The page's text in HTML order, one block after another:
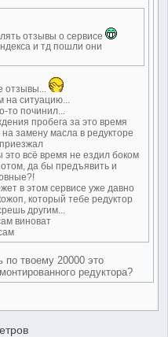
отзывы о сервисе
и тд пошли они
отзывы...
на ситуацию...
то починил...
пробега за это время
замену масла в редукторе
это всё время не ездил боком
да бы предъявить и
в этом сервисе уже давно
который тебе редуктор
другим...
виноват
по твоему 20000 это
редуктора?